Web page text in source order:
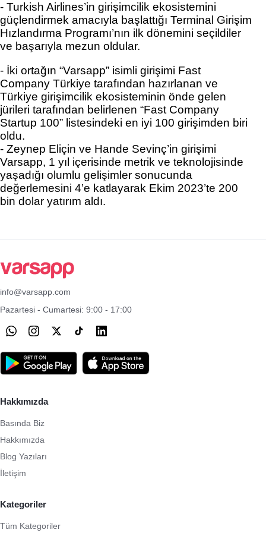
- Turkish Airlines’in girişimcilik ekosistemini
güçlendirmek amacıyla başlattığı Terminal Girişim
Hızlandırma Programı’nın ilk dönemini seçildiler
ve başarıyla mezun oldular.
- İki ortağın “Varsapp” isimli girişimi Fast
Company Türkiye tarafından hazırlanan ve
Türkiye girişimcilik ekosisteminin önde gelen
jürileri tarafından belirlenen “Fast Company
Startup 100” listesindeki en iyi 100 girişimden biri
oldu.
- Zeynep Eliçin ve Hande Sevinç’in girişimi
Varsapp, 1 yıl içerisinde metrik ve teknolojisinde
yaşadığı olumlu gelişimler sonucunda
değerlemesini 4’e katlayarak Ekim 2023’te 200
bin dolar yatırım aldı.
info@varsapp.com
Pazartesi - Cumartesi: 9:00 - 17:00
Hakkımızda
Basında Biz
Hakkımızda
Blog Yazıları
İletişim
Kategoriler
Tüm Kategoriler